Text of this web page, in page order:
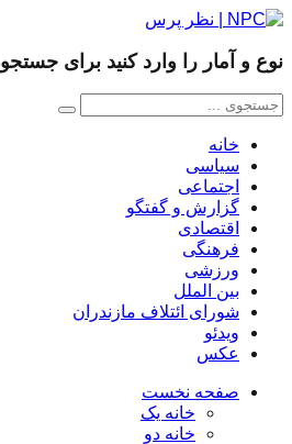
نوع و آمار را وارد کنید برای جستجو
خانه
سیاسی
اجتماعی
گزارش و گفتگو
اقتصادی
فرهنگی
ورزشی
بین الملل
شورای ائتلاف مازندران
ویدئو
عکس
صفحه نخست
خانه یک
خانه دو